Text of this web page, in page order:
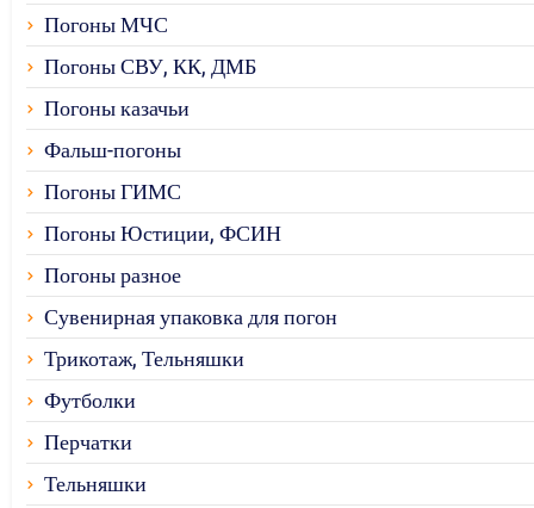
Погоны МЧС
Погоны СВУ, КК, ДМБ
Погоны казачьи
Фальш-погоны
Погоны ГИМС
Погоны Юстиции, ФСИН
Погоны разное
Сувенирная упаковка для погон
Трикотаж, Тельняшки
Футболки
Перчатки
Тельняшки